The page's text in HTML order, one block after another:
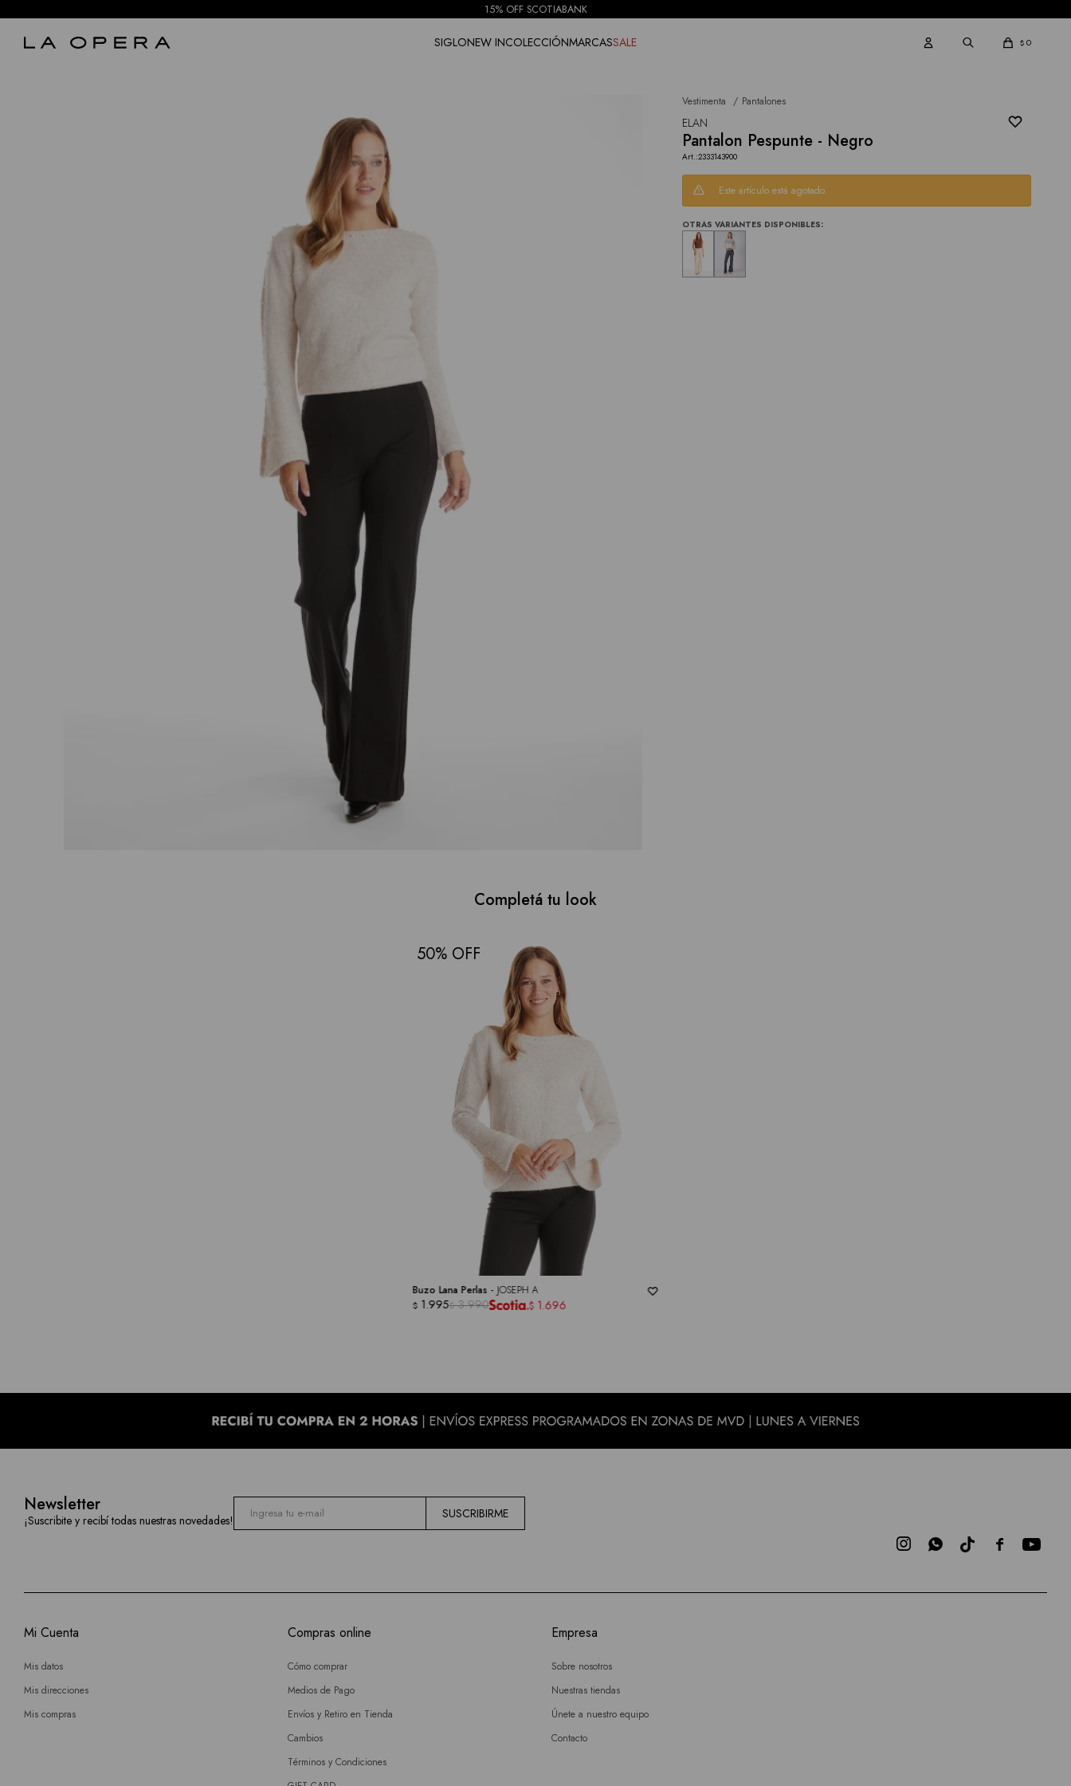
15% OFF SCOTIABANK
SIGLONEW INCOLECCIÓNMARCASSALE $ 0
Vestimenta Pantalones
ELAN
Pantalon Pespunte - Negro
2333143900
Este artículo está agotado.
OTRAS VARIANTES DISPONIBLES:
Completá tu look
50
Buzo Lana Perlas - JOSEPH A
$ 1.995$ 3.990 $ 1.696
Newsletter
¡Suscribite y recibí todas nuestras novedades! SUSCRIBIRME

 
Mi Cuenta
Mis datos
Mis direcciones
Mis compras
Compras online
Cómo comprar
Medios de Pago
Envíos y Retiro en Tienda
Cambios
Términos y Condiciones
Empresa
Sobre nosotros
Nuestras tiendas
Únete a nuestro equipo
Contacto